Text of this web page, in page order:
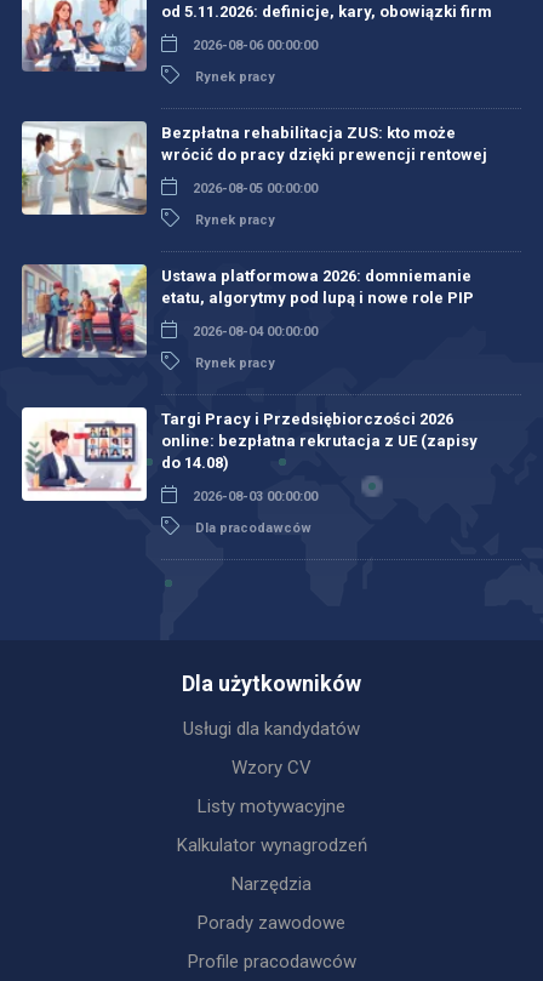
od 5.11.2026: definicje, kary, obowiązki firm
2026-08-06 00:00:00
Rynek pracy
Bezpłatna rehabilitacja ZUS: kto może
wrócić do pracy dzięki prewencji rentowej
2026-08-05 00:00:00
Rynek pracy
Ustawa platformowa 2026: domniemanie
etatu, algorytmy pod lupą i nowe role PIP
2026-08-04 00:00:00
Rynek pracy
Targi Pracy i Przedsiębiorczości 2026
online: bezpłatna rekrutacja z UE (zapisy
do 14.08)
2026-08-03 00:00:00
Dla pracodawców
Dla użytkowników
Usługi dla kandydatów
Wzory CV
Listy motywacyjne
Kalkulator wynagrodzeń
Narzędzia
Porady zawodowe
Profile pracodawców